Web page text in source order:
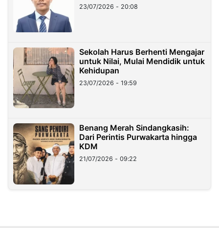
23/07/2026 - 20:08
Sekolah Harus Berhenti Mengajar
untuk Nilai, Mulai Mendidik untuk
Kehidupan
23/07/2026 - 19:59
Benang Merah Sindangkasih:
Dari Perintis Purwakarta hingga
KDM
21/07/2026 - 09:22